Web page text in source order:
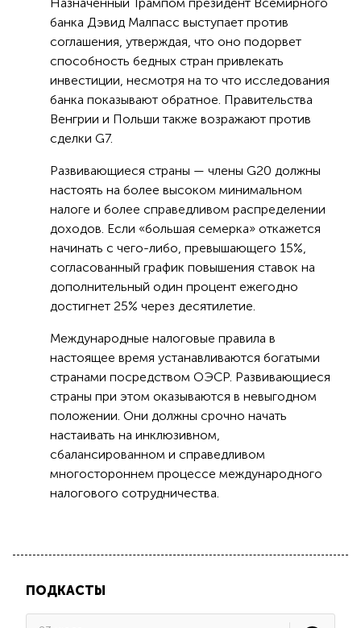
банка Дэвид Малпасс выступает против
соглашения, утверждая, что оно подорвет
способность бедных стран привлекать
инвестиции, несмотря на то что исследования
банка показывают обратное. Правительства
Венгрии и Польши также возражают против
сделки G7.
Развивающиеся страны — члены G20 должны
настоять на более высоком минимальном
налоге и более справедливом распределении
доходов. Если «большая семерка» откажется
начинать с чего-либо, превышающего 15%,
согласованный график повышения ставок на
дополнительный один процент ежегодно
достигнет 25% через десятилетие.
Международные налоговые правила в
настоящее время устанавливаются богатыми
странами посредством ОЭСР. Развивающиеся
страны при этом оказываются в невыгодном
положении. Они должны срочно начать
настаивать на инклюзивном,
сбалансированном и справедливом
многостороннем процессе международного
налогового сотрудничества.
ПОДКАСТЫ